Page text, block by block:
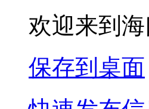
欢迎来到
保存到桌面